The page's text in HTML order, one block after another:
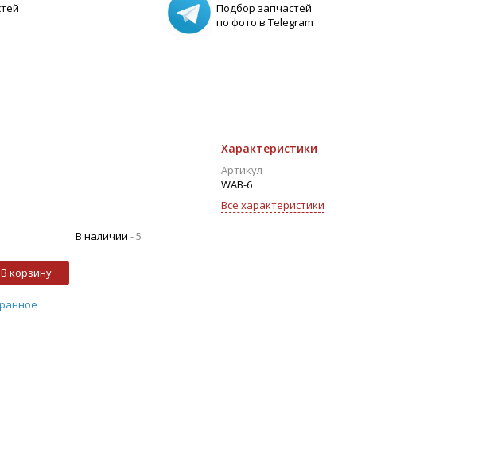
Подбор запчастей
по фото в Telegram
Характеристики
Артикул
WAB-6
Все характеристики
В корзину
В наличии -5